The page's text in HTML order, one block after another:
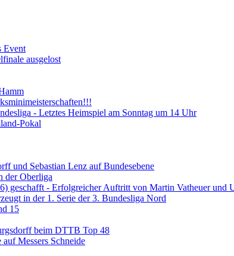
Event
ausgelost
- Letztes Heimspiel am Sonntag um 14 Uhr
Pokal
und Sebastian Lenz auf Bundesebene
der Oberliga
- Erfolgreicher Auftritt von Martin Vatheuer und
in der 1. Serie der 3. Bundesliga Nord
15
beim DTTB Top 48
Messers Schneide